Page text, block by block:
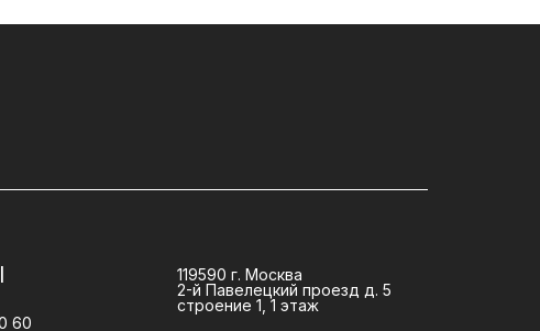
60
119590 г. Москва
2-й Павелецкий проезд д. 5
строение 1, 1 этаж